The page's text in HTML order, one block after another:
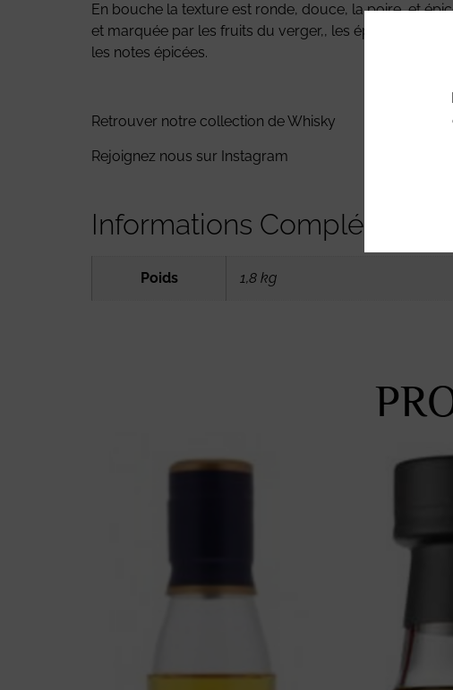
En bouche la texture est ronde, douce, la poire, et
et marquée par les fruits du verger,, les épices ( le
les notes épicées.
Retrouver notre collection de Whisky
Rejoignez nous sur Instagram
Informations
Poids 1,8 kg